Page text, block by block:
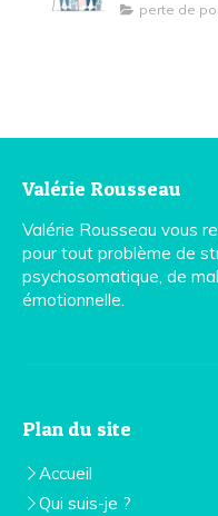
perte de
Valérie Rousseau
Valérie Rousseau vous
pour tout problème de
psychosomatique, de
émotionnelle.
Plan du site
Accueil
Qui suis-je ?